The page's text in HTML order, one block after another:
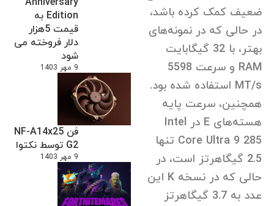
Edition به
قیمت 5هزار
دلار فروخته می
شود
9 مهر 1403
فن NF-A14x25
G2 توسط نکتوا
9 مهر 1403
ضعیف کمک کرده باشد،
در حالی که در نمونه‌های
بهتر، با 32 گیگابایت
RAM و سرعت 5598
MT/s استفاده شده بود.
همچنین، سرعت پایه
هسته‌های E در Intel
Core Ultra 9 285 تنها
2.5 گیگاهرتز است، در
حالی که در نسخه K این
عدد به 3.7 گیگاهرتز